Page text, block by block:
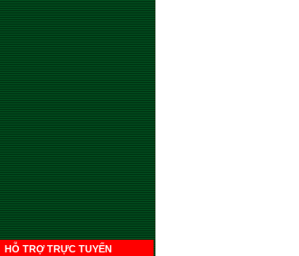
HỖ TRỢ TRỰC TUYẾN